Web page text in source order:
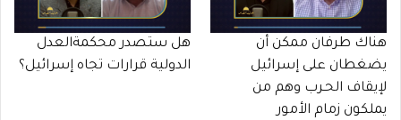
هناك طرفان ممكن أن
يضغطان على إسرائيل
لإيقاف الحـرب وهم من
يملكون زمام الأمور
هل ستصدر محكمةالعدل
الدولية قرارات تجاه إسرائيل؟